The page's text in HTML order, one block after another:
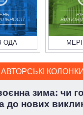
ОДА
АВТОРСЬКІ КОЛОНКИ
зима: чи
до нових